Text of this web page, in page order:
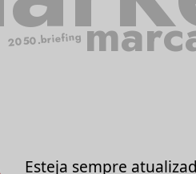
2050.briefing
Esteja sempre